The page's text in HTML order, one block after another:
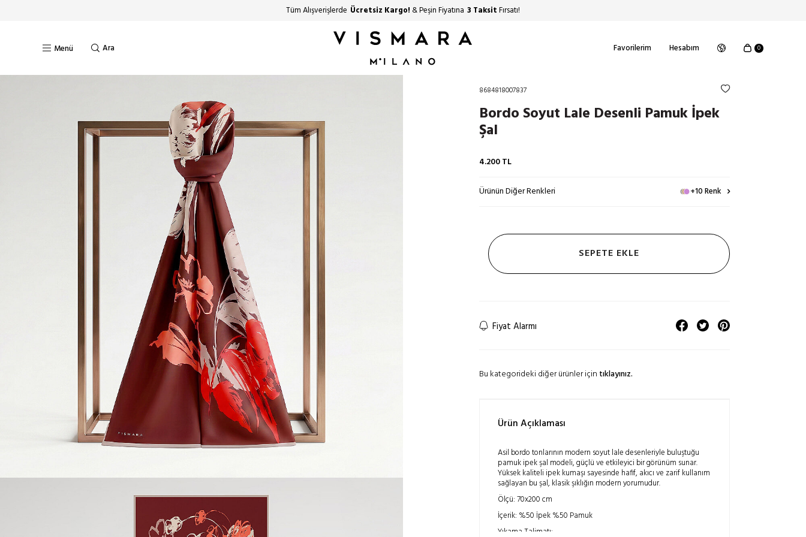
Tüm Alışverişlerde Ücretsiz Kargo! & Peşin Fiyatına 3 TaksitFırsatı!
Menü Ara Favorilerim Hesabım 0
8684818007837
Bordo Soyut Lale Desenli Pamuk İpek
Şal
4.200TL
Ürünün Diğer Renkleri +10 Renk
SEPETE EKLE
Fiyat Alarmı
Bu kategorideki diğer ürünler için tıklayınız.
Ürün Açıklaması
Asil bordo tonlarının modern soyut lale desenleriyle buluştuğu
pamuk ipek şal modeli, güçlü ve etkileyici bir görünüm sunar.
Yüksek kaliteli ipek kumaşı sayesinde hafif, akıcı ve zarif kullanım
sağlayan bu şal, klasik şıklığın modern yorumudur.
Ölçü: 70x200 cm
İçerik: %50 İpek %50 Pamuk
Yıkama Talimatı: